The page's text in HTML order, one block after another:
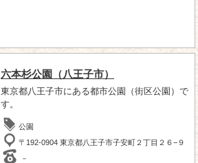
六本杉公園（八王子市）
東京都八王子市にある都市公園（街区公園）で
す。
公園
〒192-0904 東京都八王子市子安町２丁目２６−９
－